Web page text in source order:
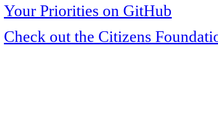
Your Priorities on GitHub
Check out the Citizens